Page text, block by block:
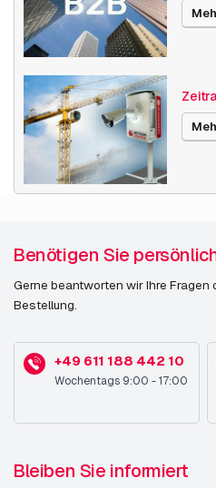
Verschiedenes
Branchen und
Veröffentlichungsdatum
Leistung
Typ IP-
Positionierung
Übertragungstechnik
Wide Dynamic Range
Ja
ausgabe
Benötigen Sie
Gerne beantworten wir Ihre Fragen
Bestellung.
+49 611 188 442 10
Wochentags 9:00 - 17:00
Bleiben Sie informiert